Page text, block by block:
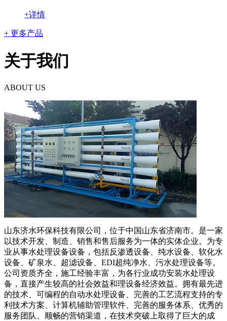
+详情
+ 更多产品
关于我们
ABOUT US
山东济水环保科技有限公司，位于中国山东省济南市。是一家
以技术开发、制造、销售和售后服务为一体的实体企业。为专
业从事水处理设备设备，包括反渗透设备、纯水设备、软化水
设备、矿泉水、超滤设备、EDI超纯净水、污水处理设备等。
公司资质齐全，施工经验丰富，为各行业成功安装水处理设
备，直接产生较高的社会效益和理设备经济效益。拥有最先进
的技术、可编程的自动水处理设备、完善的工艺流程支持的专
利技术方案、计算机辅助管理软件、完善的服务体系、优秀的
服务团队、顺畅的营销渠道，在技术突破上取得了巨大的成